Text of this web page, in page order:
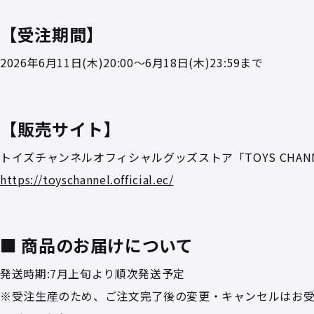
【受注期間】
2026年6月11日(木)20:00～6月18日(木)23:59まで
【販売サイト】
トイズチャンネルオフィシャルグッズストア「TOYS
https://toyschannel.official.ec/
■ 商品のお届けについて
発送時期:7月上旬より順次発送予定
※受注生産のため、ご注文完了後の変更・キャンセルはお受